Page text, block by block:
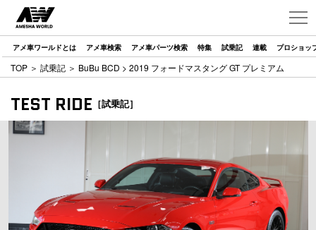
アメ車ワールドとは アメ車検索 アメ車パーツ検索 特集 試乗記 連載 プロショッ
TOP ＞ 試乗記 ＞ BuBu BCD > 2019 フォードマスタング GT プレミアム
TEST RIDE ［試乗記］